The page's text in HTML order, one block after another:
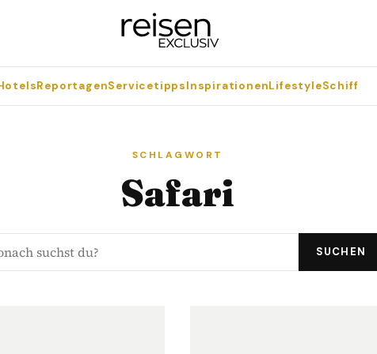
ReportagenServicetippsInspirationenLifestyleSchiff
SCHLAGWORT
Safari
SUCHEN